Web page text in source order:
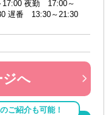
夜勤 17:00～
遅番 13:30～21:30
ジへ
ご紹介も可能！